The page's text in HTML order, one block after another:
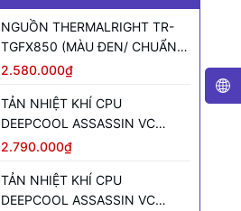
NGUỒN THERMALRIGHT TR-
TGFX850 (MÀU ĐEN/ CHUẨN
SFX/ FULL MODULAR/ 850W)
2.580.000₫
TẢN NHIỆT KHÍ CPU
DEEPCOOL ASSASSIN VC
ELITE (MÀU ĐEN)
2.790.000₫
TẢN NHIỆT KHÍ CPU
DEEPCOOL ASSASSIN VC